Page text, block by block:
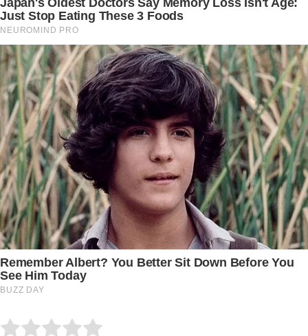
Rate this item: